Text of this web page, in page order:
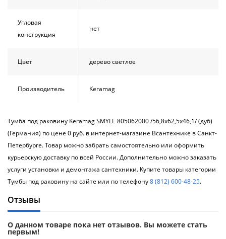
Угловая
конструкция
нет
Цвет дерево светлое
Производитель Keramag
Тумба под раковину Keramag SMYLE 805062000 /56,8х62,5х46,1/ (дуб)
(Германия) по цене 0 руб. в интернет-магазине Всантехнике в Санкт-
Петербурге. Товар можно забрать самостоятельно или оформить
курьерскую доставку по всей России. Дополнительно можно заказать
услуги установки и демонтажа сантехники. Купите товары категории
Тумбы под раковину на сайте или по телефону8 (812) 600-48-25.
Отзывы
О данном товаре пока нет отзывов. Вы можете стать
первым!